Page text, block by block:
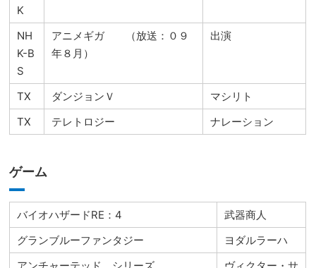
K
NH
K-B
S
アニメギガ （放送：０９
年８月）
出演
TX ダンジョンＶ
マシリト
TX
テレトロジー ナレーション
ゲーム
バイオハザードRE：4
武器商人
グランブルーファンタジー
ヨダルラーハ